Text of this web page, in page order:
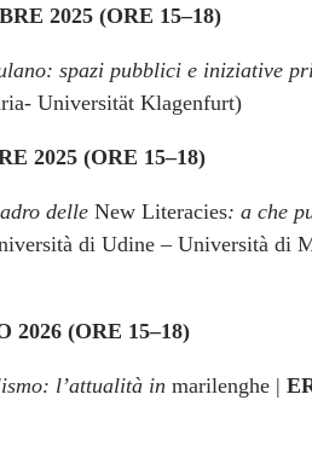
2025 (ORE 15–18)
spazi pubblici e iniziative
Universität Klagenfurt)
2025 (ORE 15–18)
delleNew Literacies: a che
di Udine – Università di
2026 (ORE 15–18)
l’attualità inmarilenghe |